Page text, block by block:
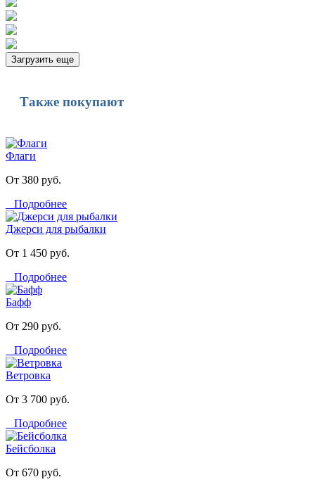
Загрузить еще
Также покупают
Флаги
От 380 руб.
Подробнее
Джерси для рыбалки
От 1 450 руб.
Подробнее
Бафф
От 290 руб.
Подробнее
Ветровка
От 3 700 руб.
Подробнее
Бейсболка
От 670 руб.